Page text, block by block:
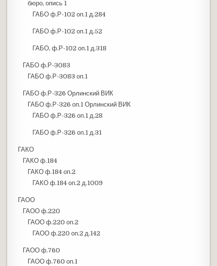
бюро, опись 1
ГАБО ф.Р-102 оп.1 д.284
ГАБО ф.Р-102 оп.1 д.52
ГАБО, ф.Р-102 оп.1 д.318
ГАБО ф.Р-3083
ГАБО ф.Р-3083 оп.1
ГАБО ф.Р-326 Орлинский ВИК
ГАБО ф.Р-326 оп.1 Орлинский ВИК
ГАБО ф.Р-326 оп.1 д.28
ГАБО ф.Р-326 оп.1 д.31
ГАКО
ГАКО ф.184
ГАКО ф.184 оп.2
ГАКО ф.184 оп.2 д.1009
ГАОО
ГАОО ф.220
ГАОО ф.220 оп.2
ГАОО ф.220 оп.2 д.142
ГАОО ф.760
ГАОО ф.760 оп.1